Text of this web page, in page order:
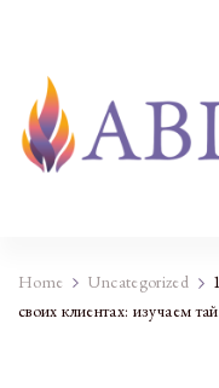
Home Uncategorized
своих клиентах: изучаем